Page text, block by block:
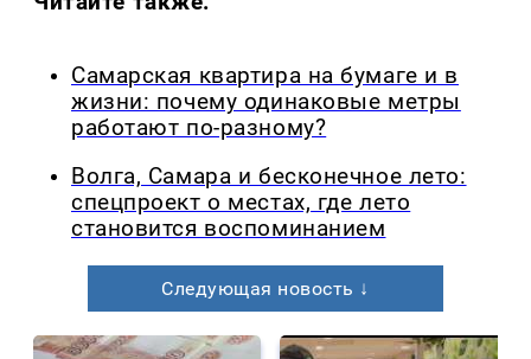
Самарская квартира на бумаге и в
жизни: почему одинаковые метры
работают по-разному?
Волга, Самара и бесконечное лето:
спецпроект о местах, где лето
становится воспоминанием
Следующая новость ↓